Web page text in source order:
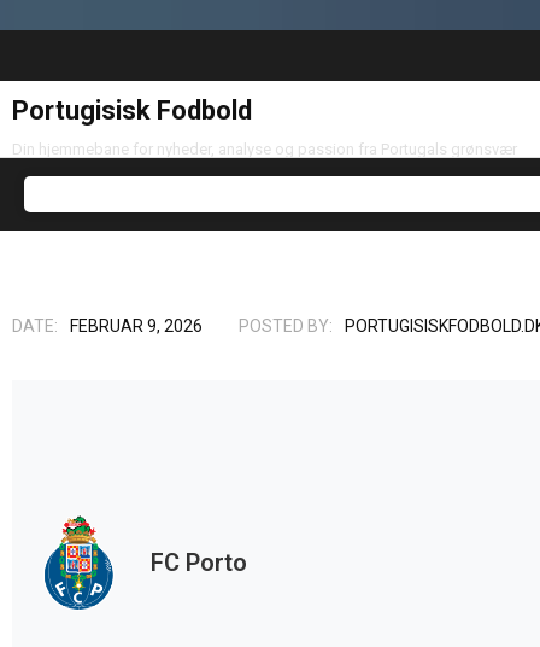
Portugisisk Fodbold
Din hjemmebane for nyheder, analyse og passion fra Portugals grønsvær
DATE: FEBRUAR 9, 2026 POSTED BY:
FC Porto